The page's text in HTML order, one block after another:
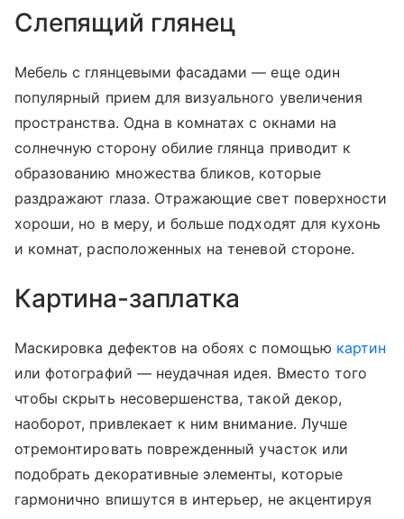
Слепящий глянец
Мебель с глянцевыми фасадами — еще один
популярный прием для визуального увеличения
пространства. Одна в комнатах с окнами на
солнечную сторону обилие глянца приводит к
образованию множества бликов, которые
раздражают глаза. Отражающие свет поверхности
хороши, но в меру, и больше подходят для кухонь
и комнат, расположенных на теневой стороне.
Картина-заплатка
Маскировка дефектов на обоях с помощью картин
или фотографий — неудачная идея. Вместо того
чтобы скрыть несовершенства, такой декор,
наоборот, привлекает к ним внимание. Лучше
отремонтировать поврежденный участок или
подобрать декоративные элементы, которые
гармонично впишутся в интерьер, не акцентируя